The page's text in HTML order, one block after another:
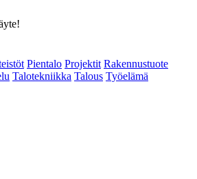
Pientalo Projektit Rakennustuote
Talotekniikka Talous Työelämä